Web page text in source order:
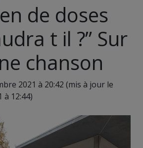
de doses
t il ?” Sur
chanson
2021 à 20:42 (mis à jour le
à 12:44)